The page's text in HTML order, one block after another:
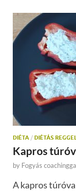
DIÉTA / DIÉTÁS
Kapros
by Fogyás
A kapros